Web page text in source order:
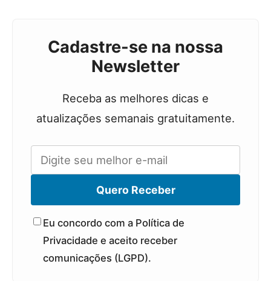
Cadastre-se na nossa
Newsletter
Receba as melhores dicas e
atualizações semanais gratuitamente.
Quero Receber
Eu concordo com a Política de
Privacidade e aceito receber
comunicações (LGPD).